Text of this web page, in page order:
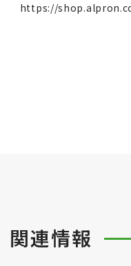
https://
関連情報